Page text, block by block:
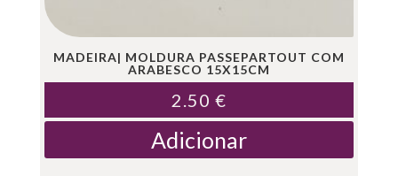
MADEIRA| MOLDURA PASSEPARTOUT COM
ARABESCO 15X15CM
2.50 €
Adicionar